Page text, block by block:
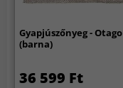
Gyapjúszőnyeg - Otago
(barna)
36 599 Ft